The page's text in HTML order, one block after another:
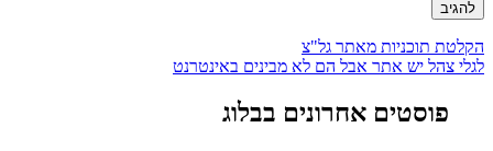
ניווט
הקלטת תוכניות מאתר גל"צ
לגלי צהל יש אתר אבל הם לא מבינים באינטרנט
פוסטים אחרונים בבלוג